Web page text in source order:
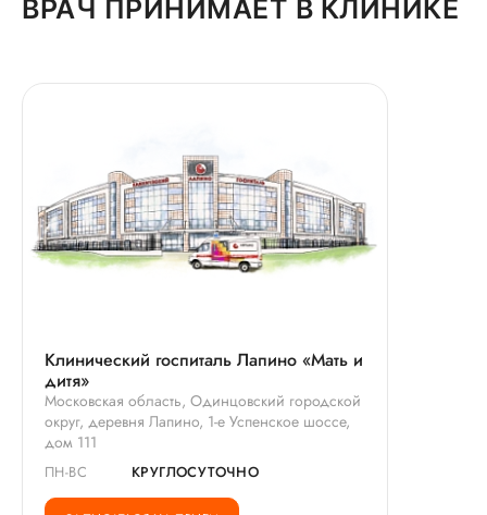
ВРАЧ ПРИНИМАЕТ В КЛИНИКЕ
Клинический госпиталь Лапино «Мать и
дитя»
Московская область, Одинцовский городской
округ, деревня Лапино, 1-е Успенское шоссе,
дом 111
ПН-ВС КРУГЛОСУТОЧНО